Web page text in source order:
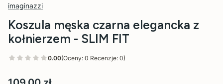
imaginazzi
Koszula męska czarna elegancka z
kołnierzem - SLIM FIT
0.00(Oceny: 0 Recenzje: 0)